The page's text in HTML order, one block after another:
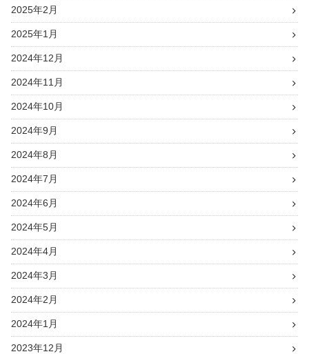
2025年2月
2025年1月
2024年12月
2024年11月
2024年10月
2024年9月
2024年8月
2024年7月
2024年6月
2024年5月
2024年4月
2024年3月
2024年2月
2024年1月
2023年12月